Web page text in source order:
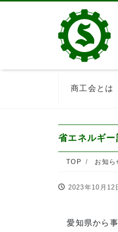
商工会とは
省エネルギ
TOP お知ら
2023年10月12
愛知県から事